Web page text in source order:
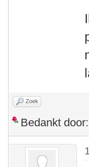
Zoek
Bedankt door: